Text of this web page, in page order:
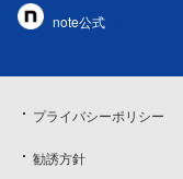
note公式
プライバシーポリシー
勧誘方針